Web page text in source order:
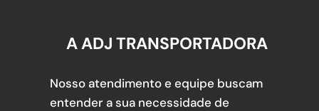
A ADJ TRANSPORTADORA
Nosso atendimento e equipe buscam
entender a sua necessidade de